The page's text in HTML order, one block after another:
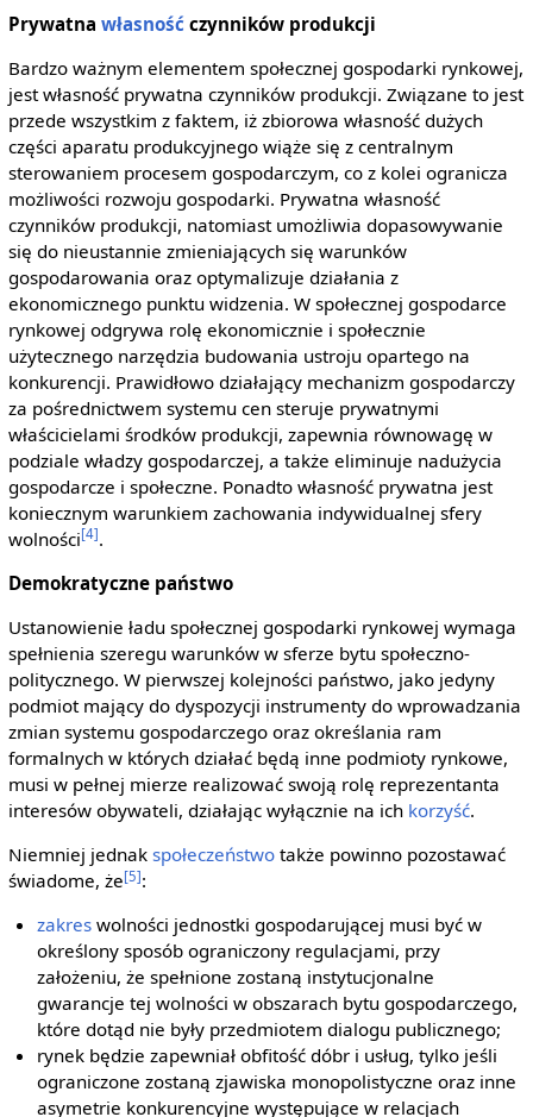
Prywatna własnośćczynników produkcji
Bardzo ważnym elementem społecznej gospodarki rynkowej,
jest własność prywatna czynników produkcji. Związane to jest
przede wszystkim z faktem, iż zbiorowa własność dużych
części aparatu produkcyjnego wiąże się z centralnym
sterowaniem procesem gospodarczym, co z kolei ogranicza
możliwości rozwoju gospodarki. Prywatna własność
czynników produkcji, natomiast umożliwia dopasowywanie
się do nieustannie zmieniających się warunków
gospodarowania oraz optymalizuje działania z
ekonomicznego punktu widzenia. W społecznej gospodarce
rynkowej odgrywa rolę ekonomicznie i społecznie
użytecznego narzędzia budowania ustroju opartego na
konkurencji. Prawidłowo działający mechanizm gospodarczy
za pośrednictwem systemu cen steruje prywatnymi
właścicielami środków produkcji, zapewnia równowagę w
podziale władzy gospodarczej, a także eliminuje nadużycia
gospodarcze i społeczne. Ponadto własność prywatna jest
koniecznym warunkiem zachowania indywidualnej sfery
wolności[4].
Demokratyczne państwo
Ustanowienie ładu społecznej gospodarki rynkowej wymaga
spełnienia szeregu warunków w sferze bytu społeczno-
politycznego. W pierwszej kolejności państwo, jako jedyny
podmiot mający do dyspozycji instrumenty do wprowadzania
zmian systemu gospodarczego oraz określania ram
formalnych w których działać będą inne podmioty rynkowe,
musi w pełnej mierze realizować swoją rolę reprezentanta
interesów obywateli, działając wyłącznie na ich korzyść.
Niemniej jednak społeczeństwotakże powinno pozostawać
świadome, że[5]:
zakres wolności jednostki gospodarującej musi być w
określony sposób ograniczony regulacjami, przy
założeniu, że spełnione zostaną instytucjonalne
gwarancje tej wolności w obszarach bytu gospodarczego,
które dotąd nie były przedmiotem dialogu publicznego;
rynek będzie zapewniał obfitość dóbr i usług, tylko jeśli
ograniczone zostaną zjawiska monopolistyczne oraz inne
asymetrie konkurencyjne występujące w relacjach